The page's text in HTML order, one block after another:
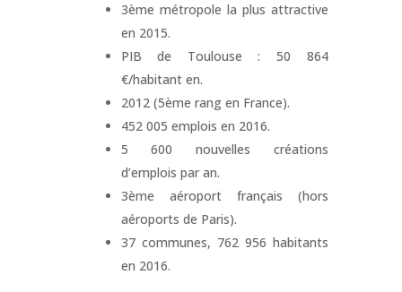
3ème métropole la plus attractive
en 2015.
PIB de Toulouse : 50 864
€/habitant en.
2012 (5ème rang en France).
452 005 emplois en 2016.
5 600 nouvelles créations
d’emplois par an.
3ème aéroport français (hors
aéroports de Paris).
37 communes, 762 956 habitants
en 2016.